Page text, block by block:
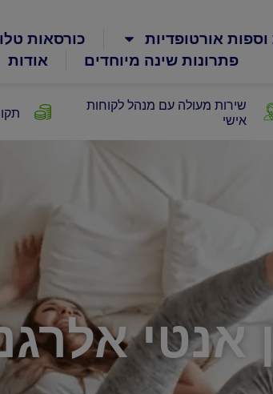
אורטופדיות
כורסאות
פתרונות שינה מיוחדים
אודות
שירות מעולה עם מנהל לקוחות
אישי
אנטי